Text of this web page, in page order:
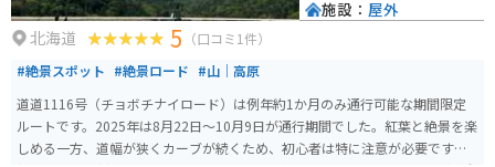
北海道 5 （口コミ1件）
#絶景スポット #絶景ロード #山｜高原
道道1116号（チョボチナイロード）は例年約1か月のみ通行可能な期間限定
ルートです。2025年は8月22日～10月9日が通行期間でした。紅葉と絶景を楽
しめる一方、道幅が狭くカーブが続くため、初心者は特に注意が必要です。
施設： 屋外